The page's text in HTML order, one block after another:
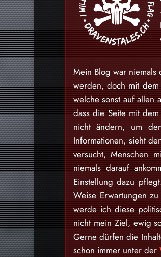
Mein Blog war
werden, doch mit dem
welche sonst auf allen
dass die Seite mit
nicht ändern, um
Informationen, sieht
versucht, Menschen
niemals darauf
Einstellung dazu
Weise Erwartungen
werde ich diese
nicht mein Ziel, ewig
Gerne dürfen die
schon immer unter der